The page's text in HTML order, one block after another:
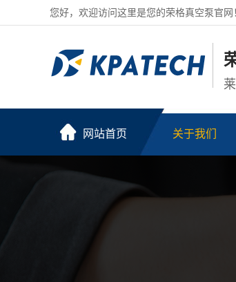
您好，欢迎访问这里是您的荣格真空泵官网
网站首页 关于我们